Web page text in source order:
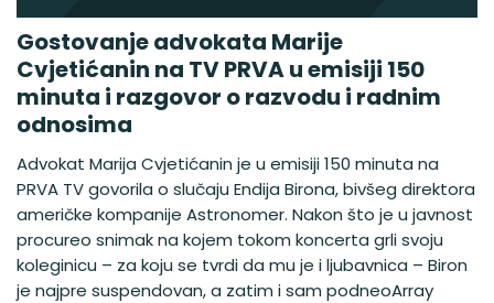
Gostovanje advokata Marije
Cvjetićanin na TV PRVA u emisiji 150
minuta i razgovor o razvodu i radnim
odnosima
Advokat Marija Cvjetićanin je u emisiji 150 minuta na
PRVA TV govorila o slučaju Endija Birona, bivšeg direktora
američke kompanije Astronomer. Nakon što je u javnost
procureo snimak na kojem tokom koncerta grli svoju
koleginicu – za koju se tvrdi da mu je i ljubavnica – Biron
je najpre suspendovan, a zatim i sam podneoArray